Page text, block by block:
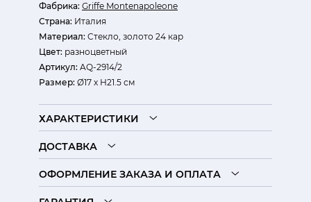
Фабрика: Griffe Montenapoleone
Страна: Италия
Материал: Cтекло, золото 24 кар
Цвет: разноцветный
Артикул: AQ-2914/2
Размер: Ø17 х Н21.5 см
ХАРАКТЕРИСТИКИ
ДОСТАВКА
ОФОРМЛЕНИЕ ЗАКАЗА И ОПЛАТА